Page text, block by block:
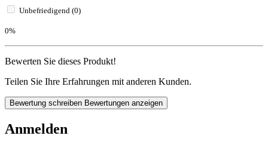
Unbefriedigend (0)
0%
Bewerten Sie dieses Produkt!
Teilen Sie Ihre Erfahrungen mit anderen Kunden.
Bewertung schreiben Bewertungen anzeigen
Anmelden